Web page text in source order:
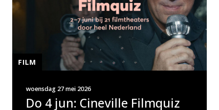
Do 4 jun: Cineville Filmquiz
woensdag 27 mei 2026
FILM